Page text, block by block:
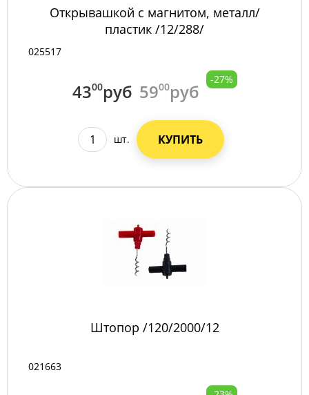
Открывашкой с магнитом, металл/
пластик /12/288/
025517
4300руб 5900руб
-27%
шт. КУПИТЬ
Штопор /120/2000/12
021663